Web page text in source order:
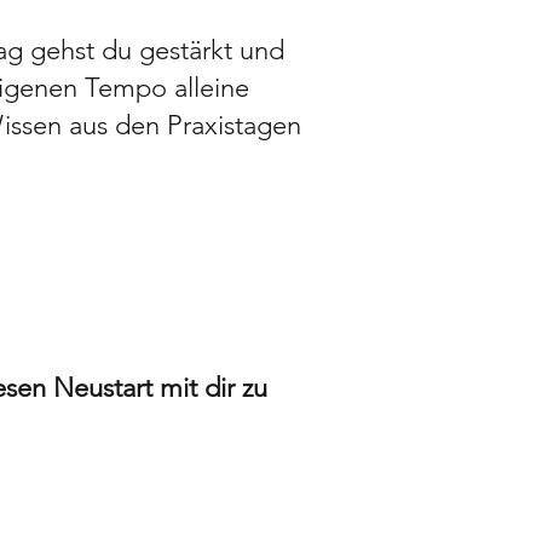
gehst du gestärkt und
Tempo alleine
aus den Praxistagen
Neustart mit dir zu